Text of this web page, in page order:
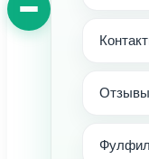
Отзывы